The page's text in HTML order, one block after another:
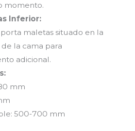
momento.
Inferior:
maletas situado en la
la cama para
adicional.
mm
500-700 mm